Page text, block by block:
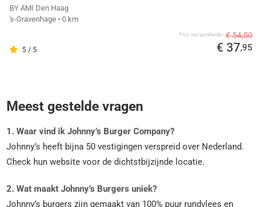
BY AMI Den Haag
's-Gravenhage • 0 km
5 / 5
Prijs van aanbieder € 54,50
€ 37,95
Meest gestelde vragen
1. Waar vind ik Johnny’s Burger Company?
Johnny’s heeft bijna 50 vestigingen verspreid over Nederland.
Check hun website voor de dichtstbijzijnde locatie.
2. Wat maakt Johnny’s Burgers uniek?
Johnny’s burgers zijn gemaakt van 100% puur rundvlees en